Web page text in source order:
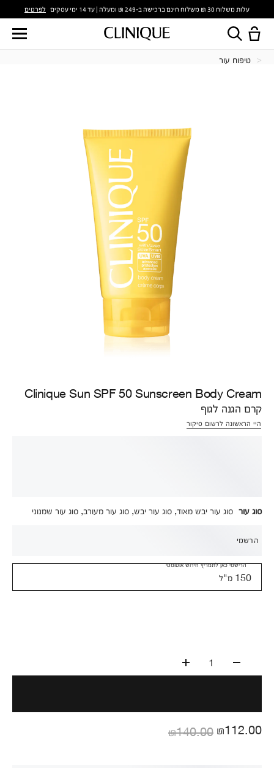
עלות משלוח 30 ₪ משלוח חינם ברכישה ב-249 ₪ ומעלה | עד 14 ימי עסקים לפרטים
טיפוח עור
Clinique Sun SPF 50 Sunscreen Body Cream
קרם הגנה לגוף
היי הראשונה לרשום סיקור
סוג עור סוג עור יבש מאוד, סוג עור יבש, סוג עור מעורב, סוג עור שמנוני
150 מ"ל
הרשמי
הרישמי כאן לתמריץ חידוש אוטומטי
1
₪140.00 ₪112.00